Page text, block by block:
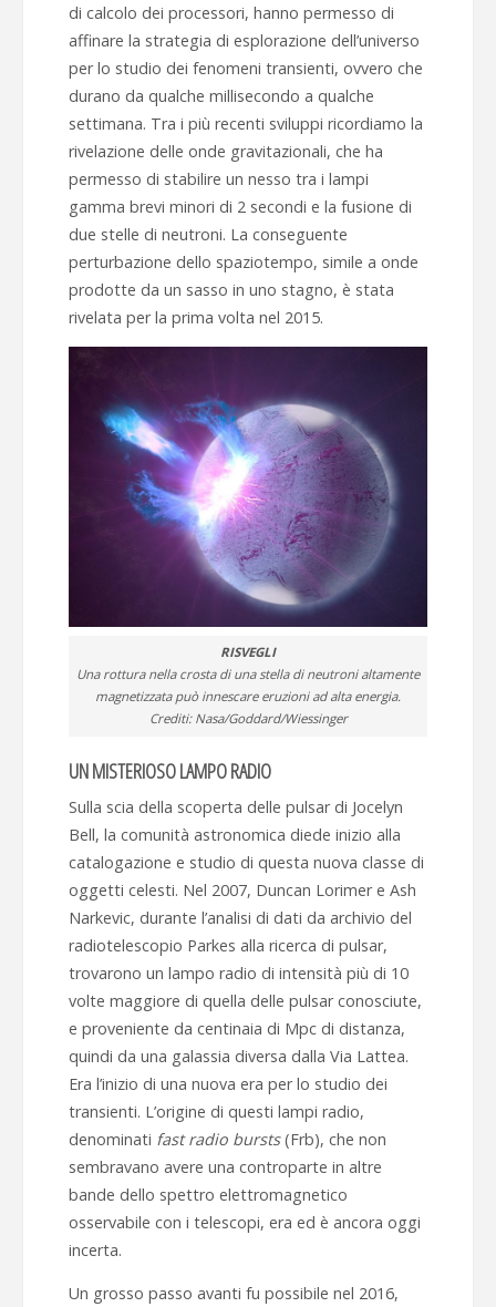
di calcolo dei processori, hanno permesso di
affinare la strategia di esplorazione dell’universo
per lo studio dei fenomeni transienti, ovvero che
durano da qualche millisecondo a qualche
settimana. Tra i più recenti sviluppi ricordiamo la
rivelazione delle onde gravitazionali, che ha
permesso di stabilire un nesso tra i lampi
gamma brevi minori di 2 secondi e la fusione di
due stelle di neutroni. La conseguente
perturbazione dello spaziotempo, simile a onde
prodotte da un sasso in uno stagno, è stata
rivelata per la prima volta nel 2015.
RISVEGLI
Una rottura nella crosta di una stella di neutroni altamente
magnetizzata può innescare eruzioni ad alta energia.
Crediti: Nasa/Goddard/Wiessinger
UN MISTERIOSO LAMPO RADIO
Sulla scia della scoperta delle pulsar di Jocelyn
Bell, la comunità astronomica diede inizio alla
catalogazione e studio di questa nuova classe di
oggetti celesti. Nel 2007, Duncan Lorimer e Ash
Narkevic, durante l’analisi di dati da archivio del
radiotelescopio Parkes alla ricerca di pulsar,
trovarono un lampo radio di intensità più di 10
volte maggiore di quella delle pulsar conosciute,
e proveniente da centinaia di Mpc di distanza,
quindi da una galassia diversa dalla Via Lattea.
Era l’inizio di una nuova era per lo studio dei
transienti. L’origine di questi lampi radio,
denominati fast radio bursts(Frb), che non
sembravano avere una controparte in altre
bande dello spettro elettromagnetico
osservabile con i telescopi, era ed è ancora oggi
incerta.
Un grosso passo avanti fu possibile nel 2016,